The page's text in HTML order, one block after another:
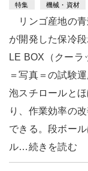
特集 機械・資材
リンゴ産地の青
が開発した保冷
LE BOX（クーラ
＝写真＝の試験
泡スチロールと
り、作業効率の
できる。段ボー
ル…続きを読む